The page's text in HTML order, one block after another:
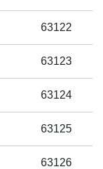
63122
63123
63124
63125
63126